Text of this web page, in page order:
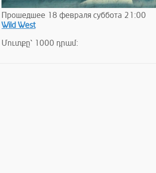
Прошедшее 18 февраля суббота 21:00
Wild West
Մուտքը՝ 1000 դրամ: